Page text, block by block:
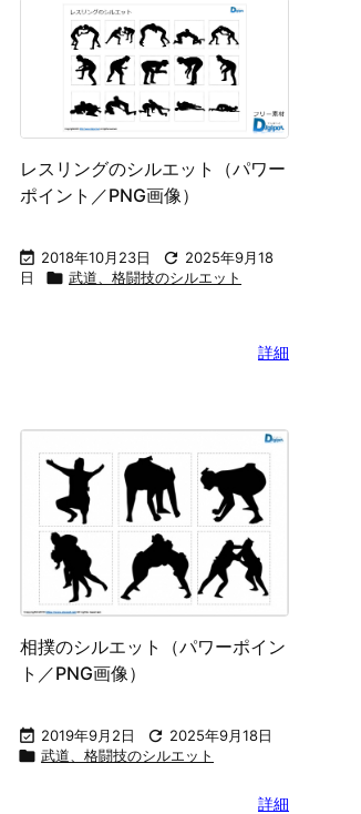
レスリングのシルエット（パワー
ポイント／PNG画像）
 2018年10月23日  2025年9月18
日
 武道、格闘技のシルエット
詳細
相撲のシルエット（パワーポイン
ト／PNG画像）
 2019年9月2日  2025年9月18日
 武道、格闘技のシルエット
詳細